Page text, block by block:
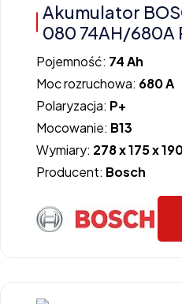
Akumulator
080 74AH/680A
Pojemność: 74 Ah
Moc rozruchowa: 680 A
Polaryzacja: P+
Mocowanie: B13
Wymiary: 278 x 175 x
Producent: Bosch